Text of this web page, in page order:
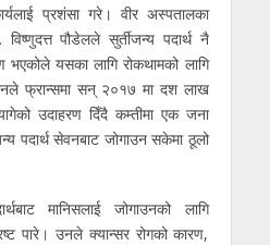
प्रशंसा गरे। वीर अस्पतालका
विष्णुदत्त पौडेलले सुर्तीजन्य पदार्थ नै
भएकोले यसका लागि रोकथामको लागि
फ्रान्समा सन् २०१७ मा दश लाख
उदाहरण दिँदै कम्तीमा एक जना
पदार्थ सेवनबाट जोगाउन सकेमा ठूलो
मानिसलाई जोगाउनको लागि
पारे। उनले क्यान्सर रोगको कारण,